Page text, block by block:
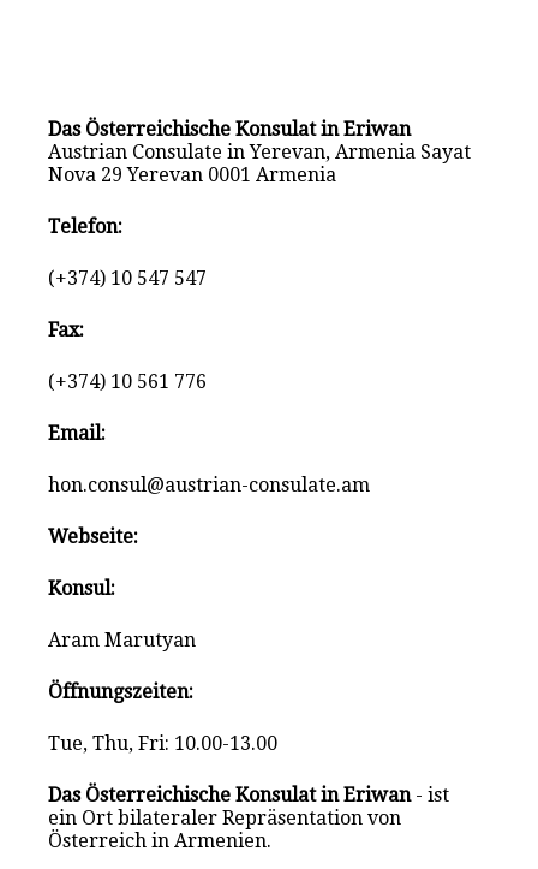
Das Österreichische Konsulat in Eriwan
Austrian Consulate in Yerevan, Armenia Sayat
Nova 29 Yerevan 0001 Armenia
Telefon:
(+374) 10 547 547
Fax:
(+374) 10 561 776
Email:
hon.consul@austrian-consulate.am
Webseite:
Konsul:
Aram Marutyan
Öffnungszeiten:
Tue, Thu, Fri: 10.00-13.00
Das Österreichische Konsulat in Eriwan- ist
ein Ort bilateraler Repräsentation von
Österreich in Armenien.